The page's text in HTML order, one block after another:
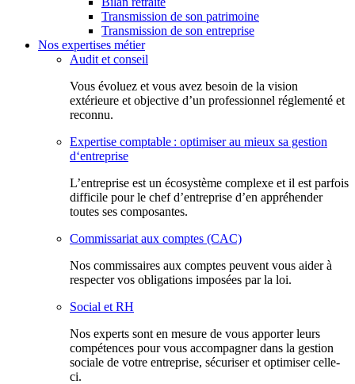
Transmission de son patrimoine
Transmission de son entreprise
Nos expertises métier
Audit et conseil
Vous évoluez et vous avez besoin de la vision
extérieure et objective d’un professionnel réglementé et
reconnu.
Expertise comptable : optimiser au mieux sa gestion
d‘entreprise
L’entreprise est un écosystème complexe et il est parfois
difficile pour le chef d’entreprise d’en appréhender
toutes ses composantes.
Commissariat aux comptes (CAC)
Nos commissaires aux comptes peuvent vous aider à
respecter vos obligations imposées par la loi.
Social et RH
Nos experts sont en mesure de vous apporter leurs
compétences pour vous accompagner dans la gestion
sociale de votre entreprise, sécuriser et optimiser celle-
ci.